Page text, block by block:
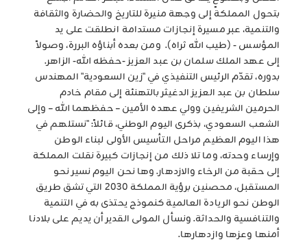
بتحول المملكة إلى وجهة منيرة للتاريخ والحضارة والثقافة
والتنمية، عبر مسيرة إنجازات مستدامة انطلقت على يد
المؤسس - (طيب الله ثراه). ومن بعده أبناؤه البررة، وصولاً
إلى عهد الملك سلمان بن عبد العزيز -حفظه الله- الزاهر.
بدوره، تقدّم الرئيس التنفيذي في "زين السعودية" المهندس
سلطان بن عبد العزيز الدغيثر بالتهنئة إلى مقام خادم
الحرمين الشريفين وولي عهده الأمين – حفظهما الله – وإلى
الشعب السعودي، بذكرى اليوم الوطني، قائلاً: "نستلهم في
هذا اليوم العظيم مراحل التأسيس الأولى لبناء الوطن
وإرساء وحدته، وما تلا ذلك من إنجازات كبيرة نقلت المملكة
إلى حقبة من الرخاء والازدهار. وها نحن اليوم نسير نحو
المستقبل، محصنين برؤية المملكة 2030 التي تشق طريق
الوطن نحو الريادة العالمية كنموذج يحتذى به في التنمية
والتنافسية والحداثة. ونسأل المولى القدير أن يديم على بلادنا
أمنها وعزها وازدهارها.